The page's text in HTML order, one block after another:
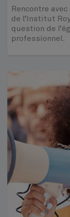
Rencontre
de l’Institut
question de
professionnel.